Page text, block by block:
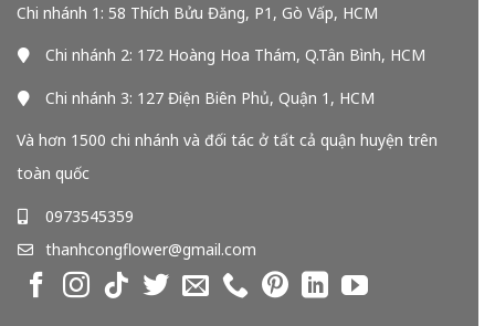
Chi nhánh 1: 58 Thích Bửu Đăng, P1, Gò Vấp, HCM
Chi nhánh 2: 172 Hoàng Hoa Thám, Q.Tân Bình, HCM
Chi nhánh 3: 127 Điện Biên Phủ, Quận 1, HCM
Và hơn 1500 chi nhánh và đối tác ở tất cả quận huyện trên
toàn quốc
0973545359
thanhcongflower@gmail.com